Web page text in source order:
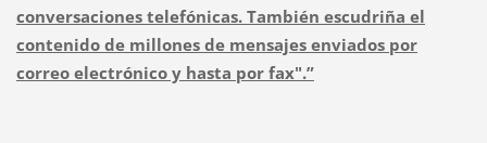
conversaciones telefónicas. También escudriña el
contenido de millones de mensajes enviados por
correo electrónico y hasta por fax".”